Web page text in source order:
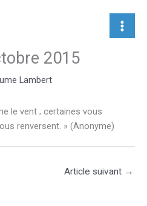
2015
Lambert
le vent ; certaines vous
renversent. » (Anonyme)
Article suivant →